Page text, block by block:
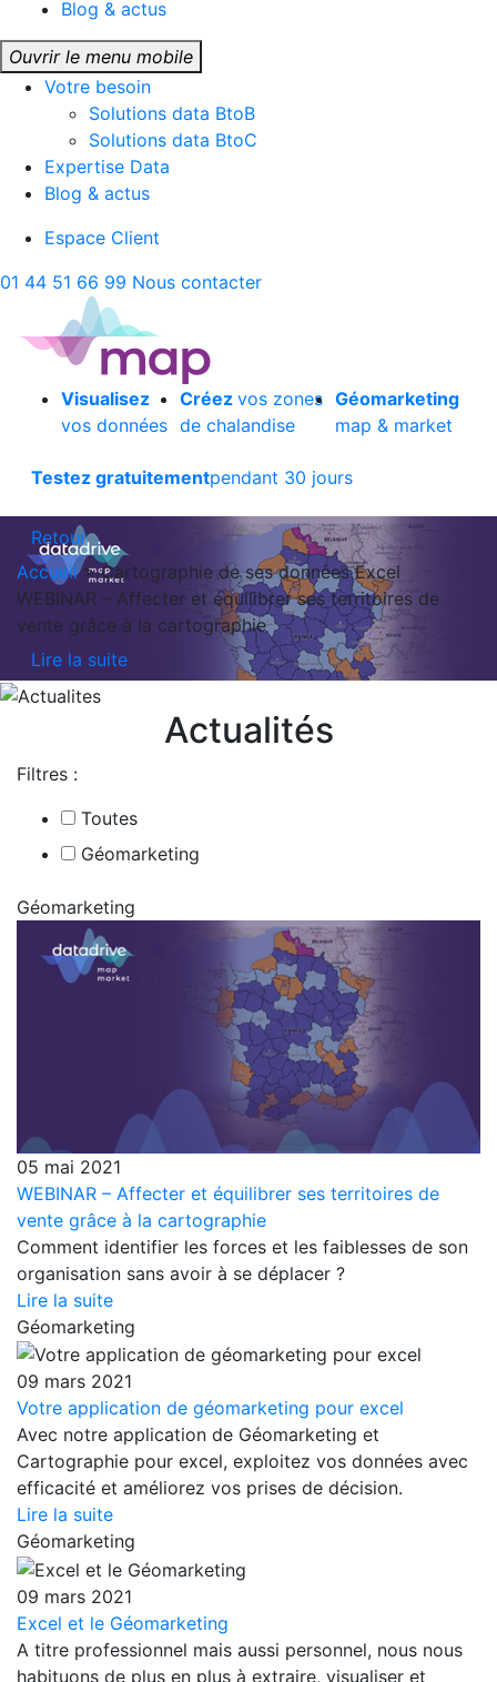
Blog & actus
Ouvrir le menu mobile
Votre besoin
Solutions data BtoB
Solutions data BtoC
Expertise Data
Blog & actus
Espace Client
01 44 51 66 99 Nous contacter
Visualisez
vos données
Créez vos zones
de chalandise
Géomarketing
map & market
Testez gratuitementpendant 30 jours
Retour
Accueil>Cartographie de ses données Excel
WEBINAR – Affecter et équilibrer ses territoires de
vente grâce à la cartographie
Lire la suite
Actualités
Filtres :
Toutes
Géomarketing
Géomarketing
05 mai 2021
WEBINAR – Affecter et équilibrer ses territoires de
vente grâce à la cartographie
Comment identifier les forces et les faiblesses de son
organisation sans avoir à se déplacer ?
Lire la suite
Géomarketing
09 mars 2021
Votre application de géomarketing pour excel
Avec notre application de Géomarketing et
Cartographie pour excel, exploitez vos données avec
efficacité et améliorez vos prises de décision.
Lire la suite
Géomarketing
09 mars 2021
Excel et le Géomarketing
A titre professionnel mais aussi personnel, nous nous
habituons de plus en plus à extraire, visualiser et